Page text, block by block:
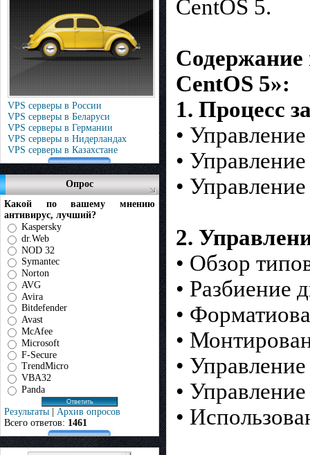
VPS серверы в России
VPS серверы в Беларуси
VPS серверы в Германии
VPS серверы в Нидерландах
VPS серверы в Казахстане
Опрос
Какой по вашему мнению
антивирус, лучший?
Kaspersky
dr.Web
NOD 32
Symantec
Norton
AVG
Avira
Bitdefender
Avast
McAfee
Microsoft
F-Secure
TrendMicro
VBA32
Panda
Результаты | Архив опросов
Всего ответов: 1461
CentOS 5.
Содержание
CentOS 5»:
1. Процесс
•
•
•
2.
• Обзор
• Разбиение
•
•
•
•
•